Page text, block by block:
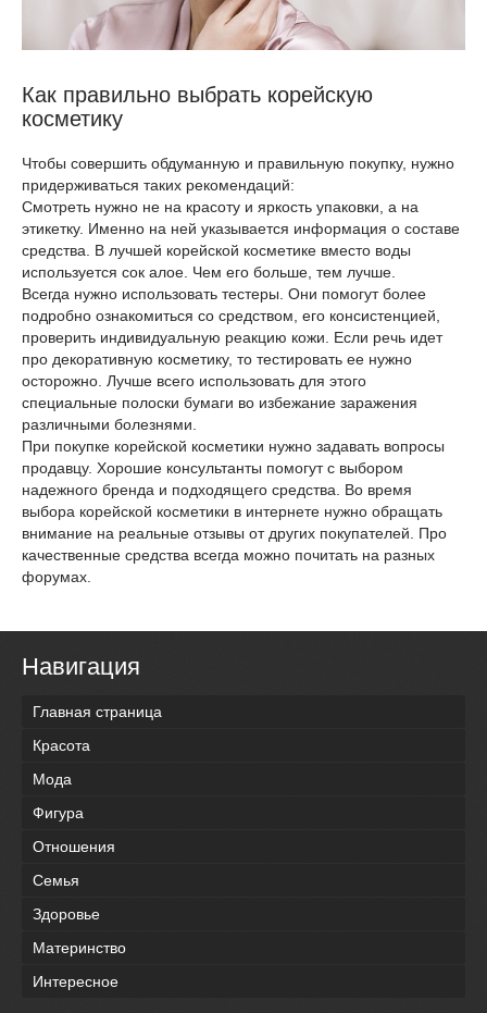
Как правильно выбрать корейскую
косметику
Чтобы совершить обдуманную и правильную покупку, нужно
придерживаться таких рекомендаций:
Смотреть нужно не на красоту и яркость упаковки, а на
этикетку. Именно на ней указывается информация о составе
средства. В лучшей корейской косметике вместо воды
используется сок алое. Чем его больше, тем лучше.
Всегда нужно использовать тестеры. Они помогут более
подробно ознакомиться со средством, его консистенцией,
проверить индивидуальную реакцию кожи. Если речь идет
про декоративную косметику, то тестировать ее нужно
осторожно. Лучше всего использовать для этого
специальные полоски бумаги во избежание заражения
различными болезнями.
При покупке корейской косметики нужно задавать вопросы
продавцу. Хорошие консультанты помогут с выбором
надежного бренда и подходящего средства. Во время
выбора корейской косметики в интернете нужно обращать
внимание на реальные отзывы от других покупателей. Про
качественные средства всегда можно почитать на разных
форумах.
Навигация
Главная страница
Красота
Мода
Фигура
Отношения
Семья
Здоровье
Материнство
Интересное